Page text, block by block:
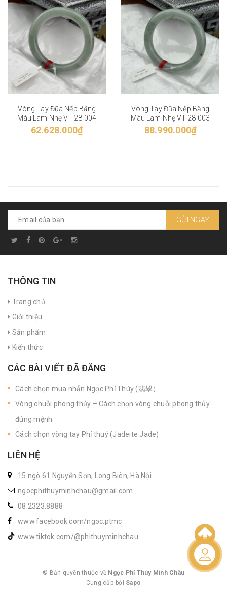
Vòng Tay Đũa Nếp Băng
Màu Lam Nhẹ VT-28-004
62.628.000₫
Vòng Tay Đũa Nếp Băng
Màu Lam Nhẹ VT-28-003
88.990.000₫
GỬI NGAY
THÔNG TIN
Trang chủ
Giới thiệu
Sản phẩm
Kiến thức
CÁC BÀI VIẾT ĐÃ ĐĂNG
Cách chọn mua nhẫn Ngọc Phỉ Thúy (翡翠）
Vòng chuỗi phong thủy – Cách chọn vòng chuỗi phong thủy
đúng mệnh
Cách chọn vòng tay Phỉ thuý (Jadeite Jade)
LIÊN HỆ
15 ngõ 61 Nguyễn Sơn, Long Biên, Hà Nội
ngocphithuyminhchau@gmail.com
08.2323.8888
www.facebook.com/ngoc.ptmc
www.tiktok.com/@phithuyminhchau
© Bản quyền thuộc về Ngọc Phỉ Thúy Minh Châu
|
Cung cấp bởi Sapo
Liên hệ